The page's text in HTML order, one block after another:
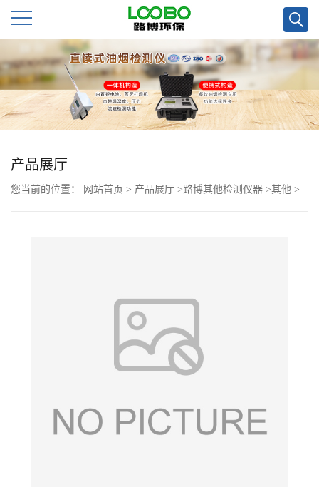
公
司
首
页
公
产品展厅
您当前的位置： 网站首页 > 产品展厅 >路博其他检测仪器 >其他 >